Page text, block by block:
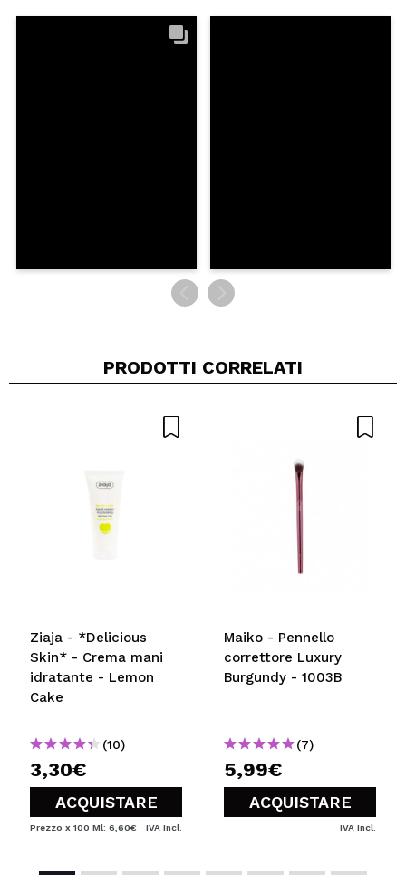
INVIA
PRODOTTI CORRELATI
Ziaja - *Delicious
Skin* - Crema mani
idratante - Lemon
Cake
(10)
3,30€
ACQUISTARE
Prezzo x 100 Ml: 6,60€ IVA Incl.
Maiko - Pennello
correttore Luxury
Burgundy - 1003B
(7)
5,99€
ACQUISTARE
IVA Incl.